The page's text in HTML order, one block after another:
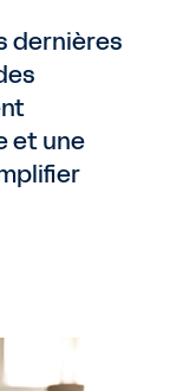
dernières
et une